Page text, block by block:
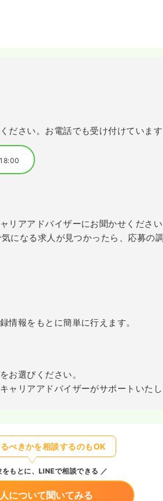
ださい。お電話でも受け付けていま
リアアドバイザーにお聞かせくださ
になる求人が見つかったら、応募の
情報をもとに簡単に行えます。
お選びください。
ャリアアドバイザーがサポートいた
べきかを相談するのもOK
もとに、LINEで相談できる
について聞いてみる